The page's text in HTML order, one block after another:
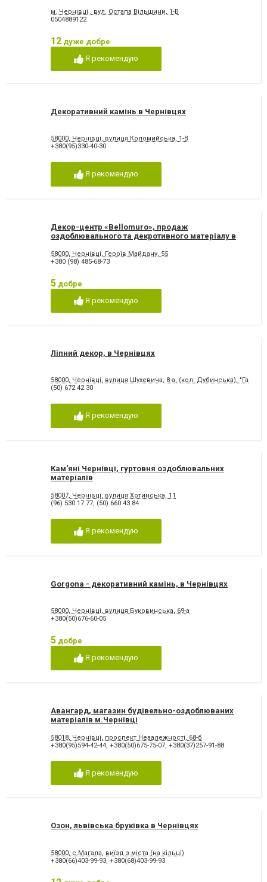
м. Чернівці , вул. Остапа Вільшини, 1-В
0504889122
12 дуже добре
Я рекомендую
Декоративний камінь в Чернівцях
58000, Чернівці, вулиця Коломийська, 1-В
+380(95)330-40-30
Я рекомендую
Декор-центр «Bellomuro», продаж
оздоблювального та декротивного матеріалу в
58000, Чернівці, Героїв Майдану, 55
+380 (98) 485-68-73
5 добре
Я рекомендую
Ліпний декор, в Чернівцях
58000, Чернівці, вулиця Шухевича, 8-а, (кол. Дубинська),
(50) 672 42 30
Я рекомендую
Кам'яні Чернівці, гуртовня оздоблювальних
матеріалів
58007, Чернівці, вулиця Хотинська, 11
(96) 530 17 77, (50) 660 43 84
Я рекомендую
Gorgona - декоративний камінь, в Чернівцях
58000, Чернівці, вулиця Буковинська, 69-а
+380(50)676-60-05
5 добре
Я рекомендую
Авангард, магазин будівельно-оздоблюваних
матеріалів м.Чернівці
58018, Чернівці, проспект Незалежності, 68-б
+380(95)594-42-44, +380(50)675-75-07, +380(37)257-91-88
Я рекомендую
Озон, львівська бруківка в Чернівцях
58000, c.Магала, виїзд з міста (на кільці)
+380(66)403-99-93 +380(68)403-99-93